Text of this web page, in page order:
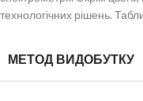
технологічних рішень.
МЕТОД ВИДОБУТКУ